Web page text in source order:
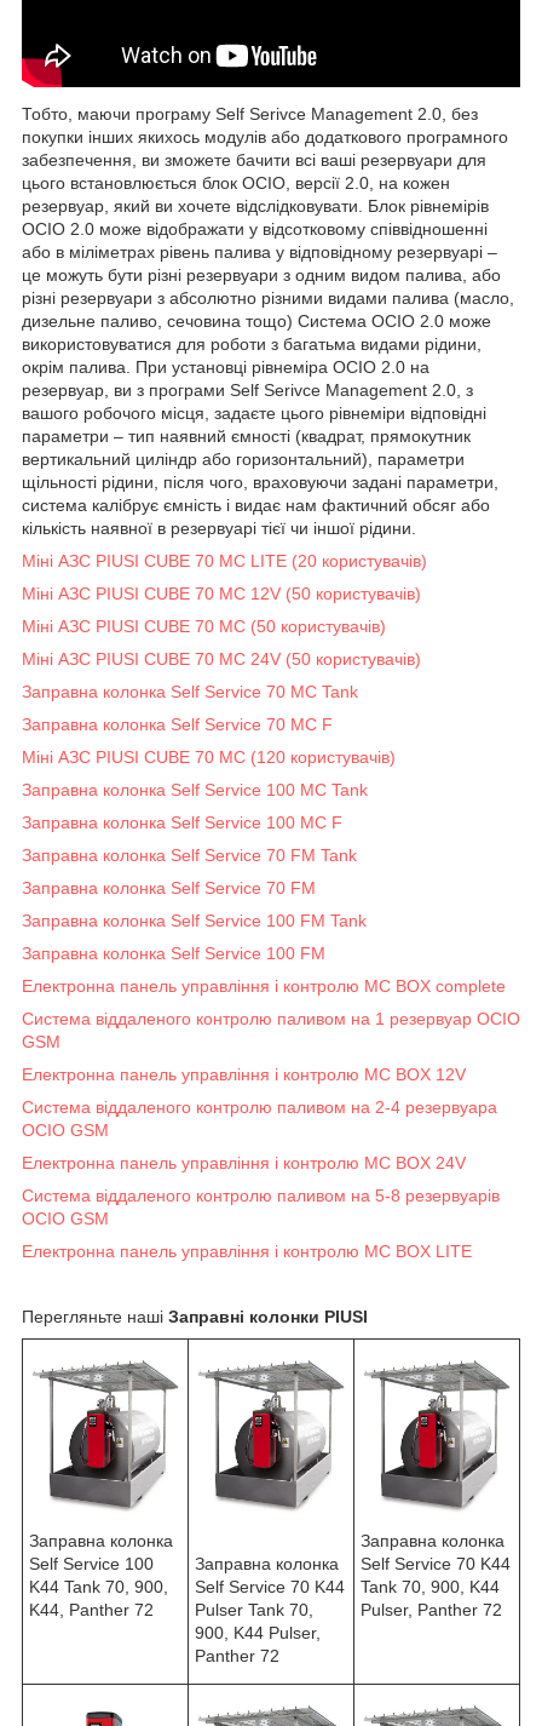
Тобто, маючи програму Self Serivce Management 2.0, без
покупки інших якихось модулів або додаткового програмного
забезпечення, ви зможете бачити всі ваші резервуари для
цього встановлюється блок OCIO, версії 2.0, на кожен
резервуар, який ви хочете відслідковувати. Блок рівнемірів
OCIO 2.0 може відображати у відсотковому співвідношенні
або в міліметрах рівень палива у відповідному резервуарі –
це можуть бути різні резервуари з одним видом палива, або
різні резервуари з абсолютно різними видами палива (масло,
дизельне паливо, сечовина тощо) Система OCIO 2.0 може
використовуватися для роботи з багатьма видами рідини,
окрім палива. При установці рівнеміра OCIO 2.0 на
резервуар, ви з програми Self Serivce Management 2.0, з
вашого робочого місця, задаєте цього рівнеміри відповідні
параметри – тип наявний ємності (квадрат, прямокутник
вертикальний циліндр або горизонтальний), параметри
щільності рідини, після чого, враховуючи задані параметри,
система калібрує ємність і видає нам фактичний обсяг або
кількість наявної в резервуарі тієї чи іншої рідини.
Міні АЗС PIUSI CUBE 70 MC LITE (20 користувачів)
Міні АЗС PIUSI CUBE 70 MC 12V (50 користувачів)
Міні АЗС PIUSI CUBE 70 MC (50 користувачів)
Міні АЗС PIUSI CUBE 70 MC 24V (50 користувачів)
Заправна колонка Self Service 70 MC Tank
Заправна колонка Self Service 70 MC F
Міні АЗС PIUSI CUBE 70 MC (120 користувачів)
Заправна колонка Self Service 100 MC Tank
Заправна колонка Self Service 100 MC F
Заправна колонка Self Service 70 FM Tank
Заправна колонка Self Service 70 FM
Заправна колонка Self Service 100 FM Tank
Заправна колонка Self Service 100 FM
Електронна панель управління і контролю MC BOX complete
Система віддаленого контролю паливом на 1 резервуар OCIO
GSM
Електронна панель управління і контролю MC BOX 12V
Система віддаленого контролю паливом на 2-4 резервуара
OCIO GSM
Електронна панель управління і контролю MC BOX 24V
Система віддаленого контролю паливом на 5-8 резервуарів
OCIO GSM
Електронна панель управління і контролю MC BOX LITE
Перегляньте наші Заправні колонки PIUSI
Заправна колонка
Self Service 100
K44 Tank 70, 900,
K44, Panther 72
Заправна колонка
Self Service 70 K44
Pulser Tank 70,
900, K44 Pulser,
Panther 72
Заправна колонка
Self Service 70 K44
Tank 70, 900, K44
Pulser, Panther 72